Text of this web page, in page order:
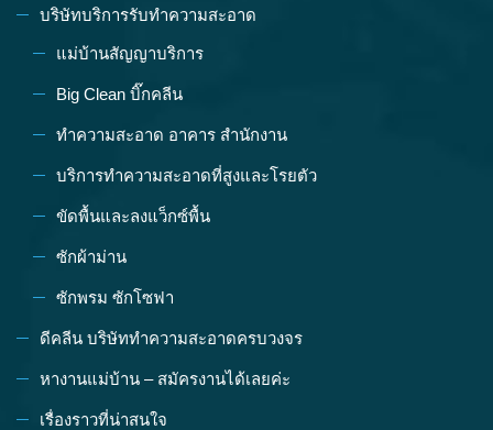
บริษัทบริการรับทำความสะอาด
แม่บ้านสัญญาบริการ
Big Clean บิ๊กคลีน
ทำความสะอาด อาคาร สำนักงาน
บริการทำความสะอาดที่สูงและโรยตัว
ขัดพื้นและลงแว็กซ์พื้น
ซักผ้าม่าน
ซักพรม ซักโซฟา
ดีคลีน บริษัททำความสะอาดครบวงจร
หางานแม่บ้าน – สมัครงานได้เลยค่ะ
เรื่องราวที่น่าสนใจ